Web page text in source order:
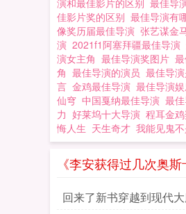
演和最佳影片的区别 最佳导
佳影片奖的区别 最佳导演有
像奖历届最佳导演 张艺谋金
演 2021f1阿塞拜疆最佳导演
演女主角 最佳导演奖图片
角 最佳导演的演员 最佳导
言 金鸡最佳导演 最佳导演
仙穹 中国戛纳最佳导演 最
力 好莱坞十大导演 程耳金
悔人生 天生奇才 我能见鬼
《李安获得过几次奥
回来了新书穿越到现代